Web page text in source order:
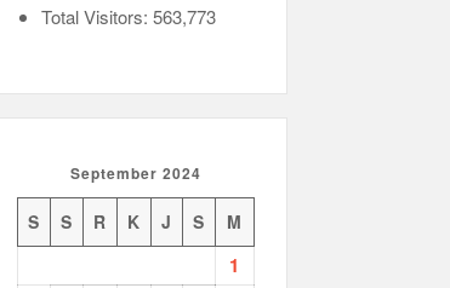
Total Visitors: 563,773
September 2024
S S R K J S M
1